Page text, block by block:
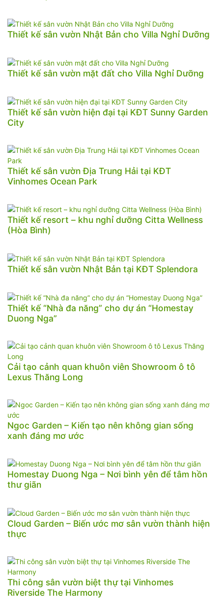
Thiết kế sân vườn Nhật Bản cho Villa Nghỉ Dưỡng
Thiết kế sân vườn mặt đất cho Villa Nghỉ Dưỡng
Thiết kế sân vườn hiện đại tại KĐT Sunny Garden
City
Thiết kế sân vườn Địa Trung Hải tại KĐT
Vinhomes Ocean Park
Thiết kế resort – khu nghỉ dưỡng Citta Wellness
(Hòa Bình)
Thiết kế sân vườn Nhật Bản tại KĐT Splendora
Thiết kế “Nhà đa năng” cho dự án “Homestay
Duong Nga”
Cải tạo cảnh quan khuôn viên Showroom ô tô
Lexus Thăng Long
Ngoc Garden – Kiến tạo nên không gian sống
xanh đáng mơ ước
Homestay Duong Nga – Nơi bình yên để tâm hồn
thư giãn
Cloud Garden – Biến ước mơ sân vườn thành hiện
thực
Thi công sân vườn biệt thự tại Vinhomes
Riverside The Harmony